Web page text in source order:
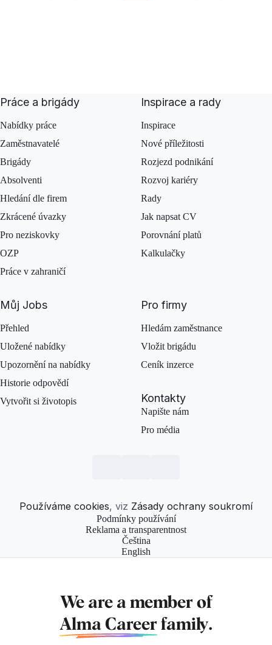
Práce a brigády
Nabídky práce
Zaměstnavatelé
Brigády
Absolventi
Hledání dle firem
Zkrácené úvazky
Pro neziskovky
OZP
Práce v zahraničí
Inspirace a rady
Inspirace
Nové příležitosti
Rozjezd podnikání
Rozvoj kariéry
Rady
Jak napsat CV
Porovnání platů
Kalkulačky
Můj Jobs
Přehled
Uložené nabídky
Upozornění na nabídky
Historie odpovědí
Vytvořit si životopis
Pro firmy
Hledám zaměstnance
Vložit brigádu
Ceník inzerce
Kontakty
Napište nám
Pro média
Používáme cookies, viz Zásady ochrany soukromí
Podmínky používání
Reklama a transparentnost
Čeština
English
We are a member of
Alma Career family.